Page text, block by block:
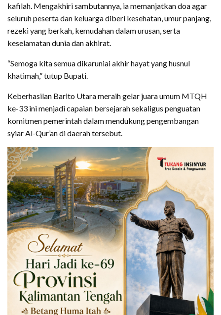
kafilah. Mengakhiri sambutannya, ia memanjatkan doa agar
seluruh peserta dan keluarga diberi kesehatan, umur panjang,
rezeki yang berkah, kemudahan dalam urusan, serta
keselamatan dunia dan akhirat.
“Semoga kita semua dikaruniai akhir hayat yang husnul
khatimah,” tutup Bupati.
Keberhasilan Barito Utara meraih gelar juara umum MTQH
ke-33 ini menjadi capaian bersejarah sekaligus penguatan
komitmen pemerintah dalam mendukung pengembangan
syiar Al-Qur’an di daerah tersebut.